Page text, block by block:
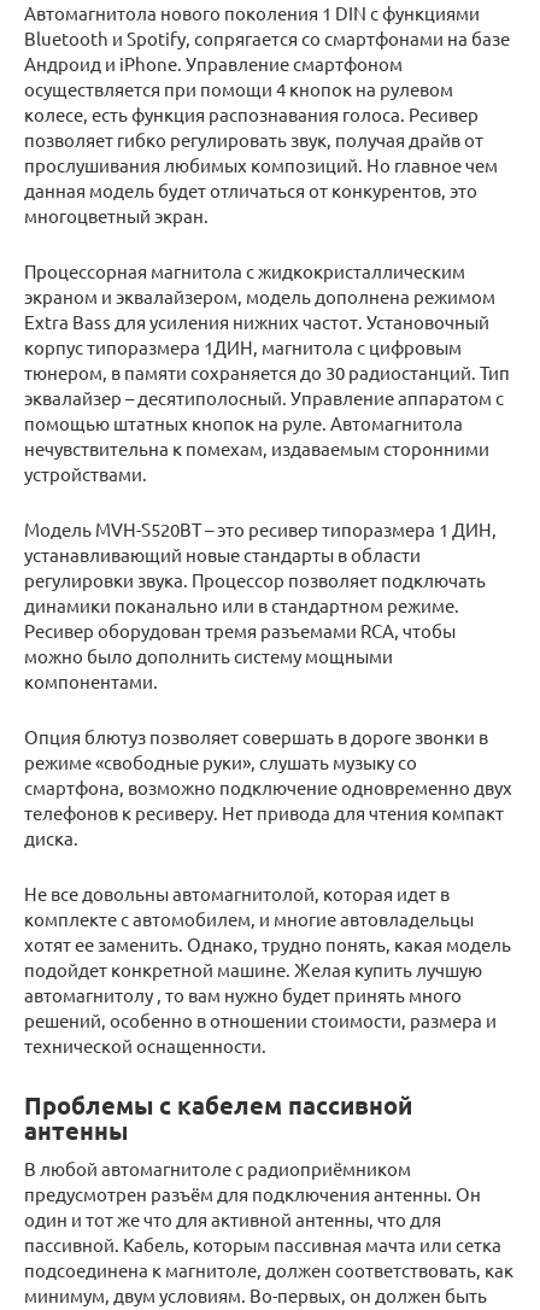
Автомагнитола нового поколения 1 DIN с функциями
Bluetooth и Spotify, сопрягается со смартфонами на базе
Андроид и iPhone. Управление смартфоном
осуществляется при помощи 4 кнопок на рулевом
колесе, есть функция распознавания голоса. Ресивер
позволяет гибко регулировать звук, получая драйв от
прослушивания любимых композиций. Но главное чем
данная модель будет отличаться от конкурентов, это
многоцветный экран.
Процессорная магнитола с жидкокристаллическим
экраном и эквалайзером, модель дополнена режимом
Extra Bass для усиления нижних частот. Установочный
корпус типоразмера 1ДИН, магнитола с цифровым
тюнером, в памяти сохраняется до 30 радиостанций. Тип
эквалайзер – десятиполосный. Управление аппаратом с
помощью штатных кнопок на руле. Автомагнитола
нечувствительна к помехам, издаваемым сторонними
устройствами.
Модель MVH-S520BT – это ресивер типоразмера 1 ДИН,
устанавливающий новые стандарты в области
регулировки звука. Процессор позволяет подключать
динамики поканально или в стандартном режиме.
Ресивер оборудован тремя разъемами RCA, чтобы
можно было дополнить систему мощными
компонентами.
Опция блютуз позволяет совершать в дороге звонки в
режиме «свободные руки», слушать музыку со
смартфона, возможно подключение одновременно двух
телефонов к ресиверу. Нет привода для чтения компакт
диска.
Не все довольны автомагнитолой, которая идет в
комплекте с автомобилем, и многие автовладельцы
хотят ее заменить. Однако, трудно понять, какая модель
подойдет конкретной машине. Желая купить лучшую
автомагнитолу , то вам нужно будет принять много
решений, особенно в отношении стоимости, размера и
технической оснащенности.
Проблемы с кабелем пассивной
антенны
В любой автомагнитоле с радиоприёмником
предусмотрен разъём для подключения антенны. Он
один и тот же что для активной антенны, что для
пассивной. Кабель, которым пассивная мачта или сетка
подсоединена к магнитоле, должен соответствовать, как
минимум, двум условиям. Во-первых, он должен быть